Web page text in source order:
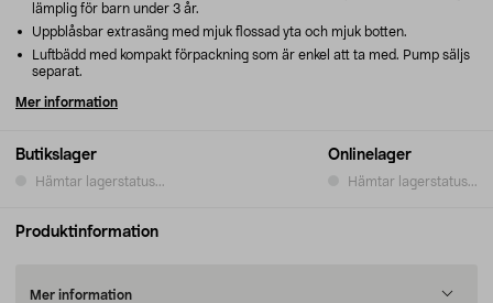
Butikslager
Hämtar lagerstatus...
Onlinelager
Hämtar lagerstatus...
lämplig för barn under 3 år.
Uppblåsbar extrasäng med mjuk flossad yta och mjuk botten.
Luftbädd med kompakt förpackning som är enkel att ta med. Pump säljs
separat.
Mer information
Produktinformation
Mer information